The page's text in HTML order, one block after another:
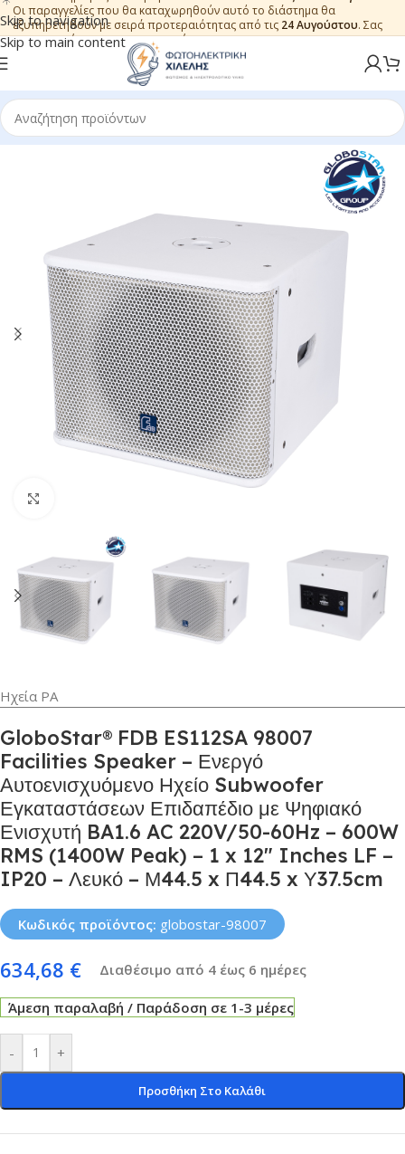
Skip to navigation
Skip to main content
Οι παραγγελίες που θα καταχωρηθούν αυτό το διάστημα θα
εξυπηρετηθούν με σειρά προτεραιότητας από τις 24 Αυγούστου. Σας
ευχαριστούμε για την εμπιστοσύνη.
Ηχεία PA
GloboStar® FDB ES112SA 98007
Facilities Speaker – Ενεργό
Αυτοενισχυόμενο Ηχείο Subwoofer
Εγκαταστάσεων Επιδαπέδιο με Ψηφιακό
Ενισχυτή BA1.6 AC 220V/50-60Hz – 600W
RMS (1400W Peak) – 1 x 12″ Inches LF –
IP20 – Λευκό – Μ44.5 x Π44.5 x Υ37.5cm
Κωδικός προϊόντος: globostar-98007
634,68 € Διαθέσιμο από 4 έως 6 ημέρες
Άμεση παραλαβή / Παράδοση σε 1-3 μέρες
- +
Προσθήκη Στο Καλάθι